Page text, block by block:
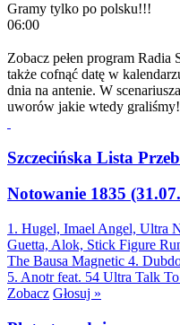
Gramy tylko po polsku!!!
06:00
Zobacz pełen program Radia
także cofnąć datę w
dnia na antenie. W
uworów jakie wtedy graliśmy!
Szczecińska Lista
Notowanie 1835
1. Hugel, Imael Angel, Ultra
Guetta, Alok, Stick Figure
The Bausa Magnetic 4.
5. Anotr feat. 54 Ultra Talk
Zobacz Głosuj »